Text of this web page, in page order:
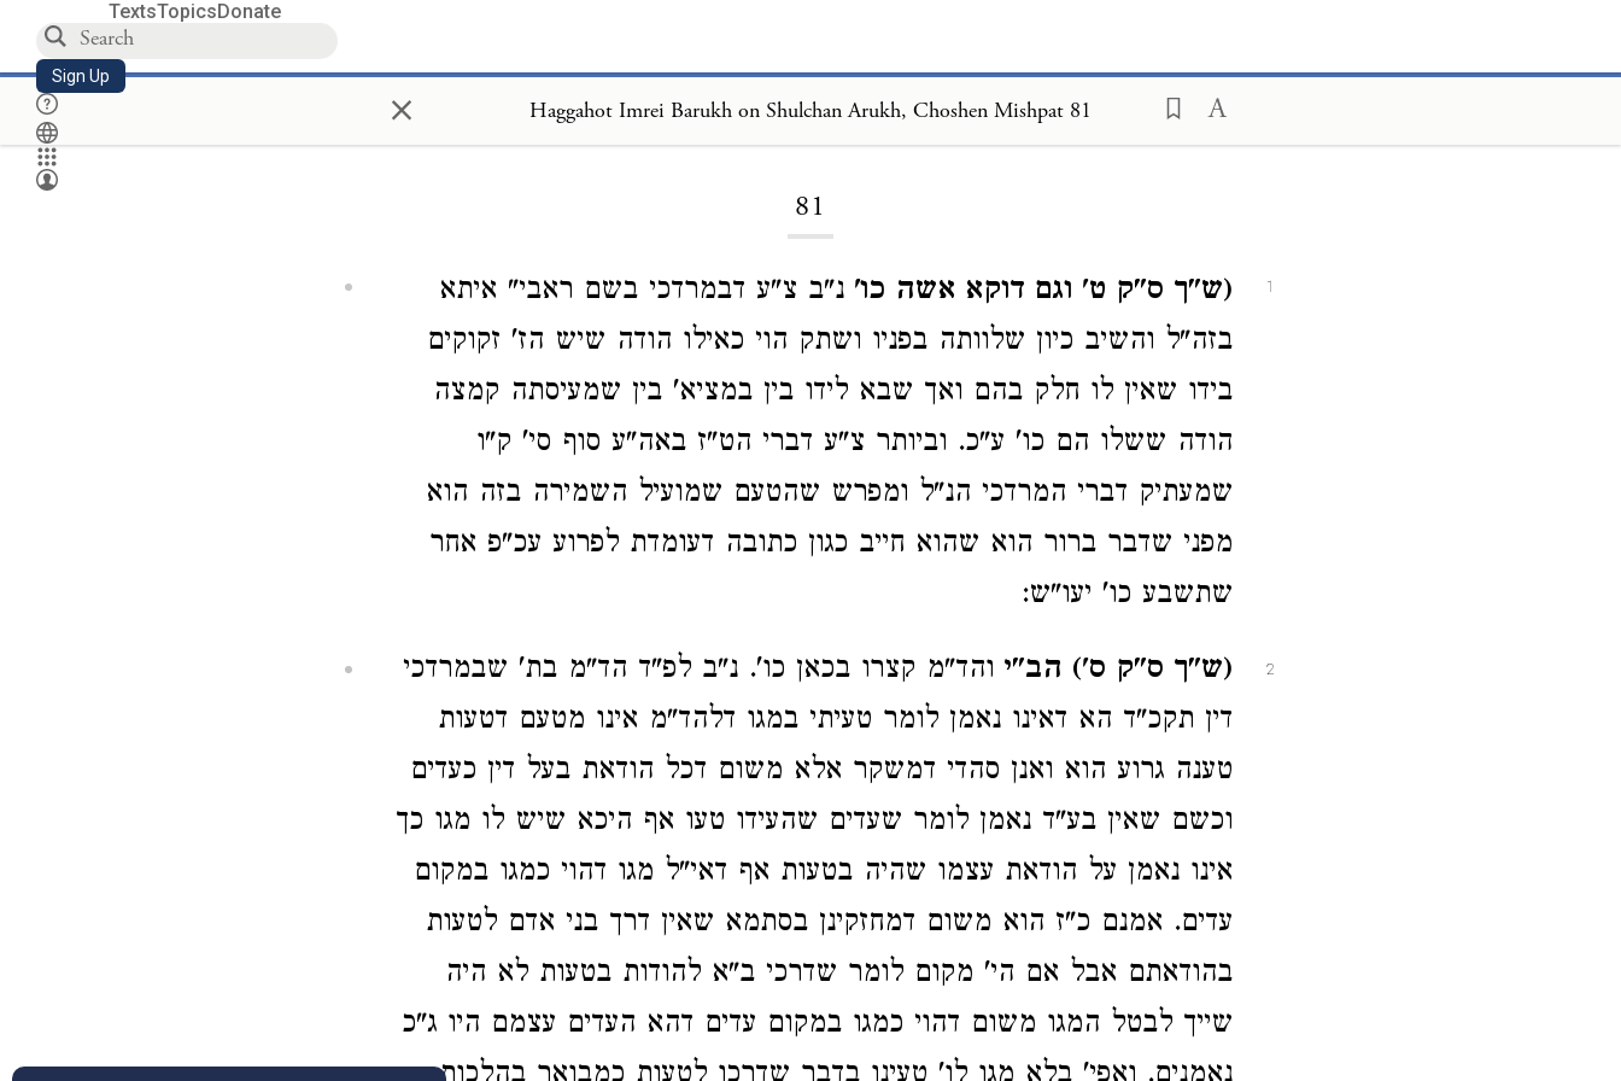
TextsTopicsDonate
Sign Up × Haggahot Imrei Barukh on Shulchan Arukh, Choshen Mishpat 81
81
1 (ש"ך ס"ק ט' וגם דוקא אשה כו' נ"ב צ"ע דבמרדכי בשם ראבי" איתא
בזה"ל והשיב כיון שלוותה בפניו ושתק הוי כאילו הודה שיש הז' זקוקים
בידו שאין לו חלק בהם ואך שבא לידו בין במציא' בין שמעיסתה קמצה
הודה ששלו הם כו' ע"כ. וביותר צ"ע דברי הט"ז באה"ע סוף סי' ק"ו
שמעתיק דברי המרדכי הנ"ל ומפרש שהטעם שמועיל השמירה בזה הוא
מפני שדבר ברור הוא שהוא חייב כגון כתובה דעומדת לפרוע עכ"פ אחר
שתשבע כו' יעו"ש:
2 (ש"ך ס"ק ס') הב"י והד"מ קצרו בכאן כו'. נ"ב לפ"ד הד"מ בת' שבמרדכי
דין תקכ"ד הא דאינו נאמן לומר טעיתי במגו דלהד"מ אינו מטעם דטעות
טענה גרוע הוא ואנן סהדי דמשקר אלא משום דכל הודאת בעל דין כעדים
וכשם שאין בע"ד נאמן לומר שעדים שהעידו טעו אף היכא שיש לו מגו כך
אינו נאמן על הודאת עצמו שהיה בטעות אף דאי"ל מגו דהוי כמגו במקום
עדים. אמנם כ"ז הוא משום דמחזקינן בסתמא שאין דרך בני אדם לטעות
בהודאתם אבל אם הי' מקום לומר שדרכי ב"א להודות בטעות לא היה
שייך לבטל המגו משום דהוי כמגו במקום עדים דהא העדים עצמם היו ג"כ